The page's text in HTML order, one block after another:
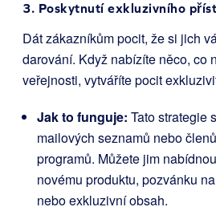
3. Poskytnutí exkluzivního
Dát zákazníkům pocit, že si jich
darování. Když nabízíte něco, co
veřejnosti, vytváříte pocit
Jak to funguje: Tato strategie
mailových seznamů nebo
programů. Můžete jim
novému produktu, pozvánku
nebo exkluzivní obsah.